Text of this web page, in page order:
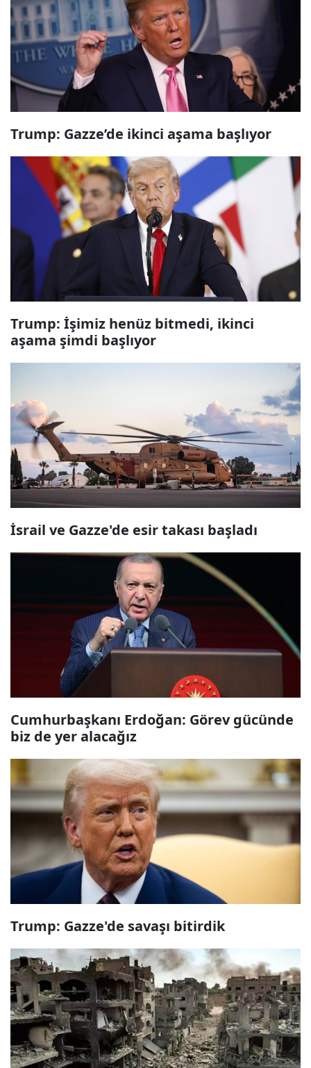
Trump: Gazze’de ikinci aşama başlıyor
Trump: İşimiz henüz bitmedi, ikinci
aşama şimdi başlıyor
İsrail ve Gazze'de esir takası başladı
Cumhurbaşkanı Erdoğan: Görev gücünde
biz de yer alacağız
Trump: Gazze'de savaşı bitirdik